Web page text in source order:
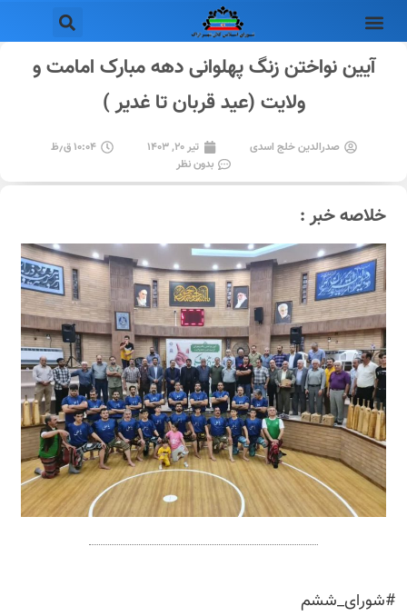
آیین نواختن زنگ پهلوانی دهه مبارک امامت و
ولایت (عید قربان تا غدیر )
صدرالدین خلج اسدی تیر ۲۰, ۱۴۰۳
۱۰:۰۴ ق٫ظ
بدون نظر
خلاصه خبر :
#شورای_ششم